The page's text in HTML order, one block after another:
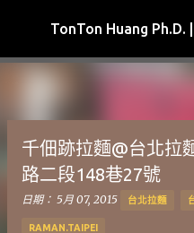
跳到
TonTon Huang Ph.D.
千佃跡拉麵@台北拉
路二段148巷27號
日期： 5月 07, 2015 台北拉麵
RAMAN.TAIPEI